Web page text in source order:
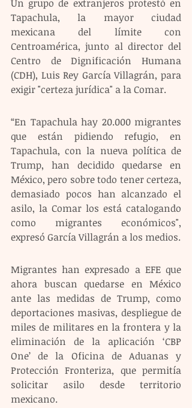
Un grupo de extranjeros protestó en
Tapachula, la mayor ciudad
mexicana del límite con
Centroamérica, junto al director del
Centro de Dignificación Humana
(CDH), Luis Rey García Villagrán, para
exigir "certeza jurídica" a la Comar.
“En Tapachula hay 20.000 migrantes
que están pidiendo refugio, en
Tapachula, con la nueva política de
Trump, han decidido quedarse en
México, pero sobre todo tener certeza,
demasiado pocos han alcanzado el
asilo, la Comar los está catalogando
como migrantes económicos",
expresó García Villagrán a los medios.
Migrantes han expresado a EFE que
ahora buscan quedarse en México
ante las medidas de Trump, como
deportaciones masivas, despliegue de
miles de militares en la frontera y la
eliminación de la aplicación ‘CBP
One’ de la Oficina de Aduanas y
Protección Fronteriza, que permitía
solicitar asilo desde territorio
mexicano.